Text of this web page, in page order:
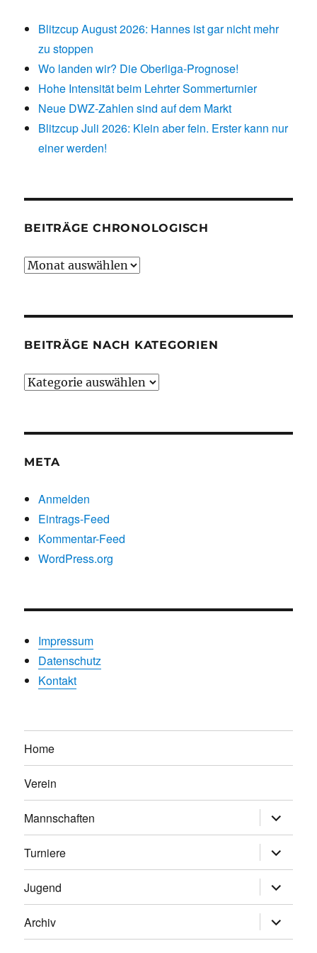
Blitzcup August 2026: Hannes ist gar nicht mehr
zu stoppen
Wo landen wir? Die Oberliga-Prognose!
Hohe Intensität beim Lehrter Sommerturnier
Neue DWZ-Zahlen sind auf dem Markt
Blitzcup Juli 2026: Klein aber fein. Erster kann nur
einer werden!
BEITRÄGE CHRONOLOGISCH
Beiträge
BEITRÄGE NACH KATEGORIEN
Beiträge
META
Anmelden
Eintrags-Feed
Kommentar-Feed
WordPress.org
Impressum
Datenschutz
Kontakt
Home
Verein
Mannschaften
anzeigen
Turniere
anzeigen
Jugend
anzeigen
Archiv
anzeigen